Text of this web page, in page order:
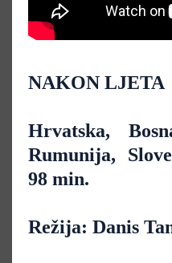
NAKON LJETA
Hrvatska,
Rumunija,
98 min.
Režija: Danis